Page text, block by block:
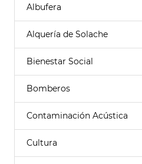
Albufera
Alquería de Solache
Bienestar Social
Bomberos
Contaminación Acústica
Cultura